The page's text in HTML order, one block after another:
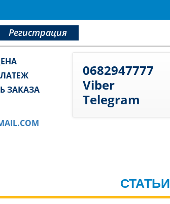
Регистрация
ЗАКАЗА
0682947777
Viber
Telegram
СТАТЬИ